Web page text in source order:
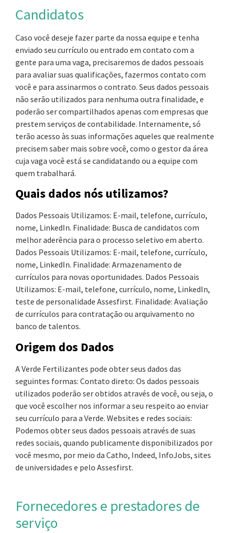
Candidatos
Caso você deseje fazer parte da nossa equipe e tenha
enviado seu currículo ou entrado em contato com a
gente para uma vaga, precisaremos de dados pessoais
para avaliar suas qualificações, fazermos contato com
você e para assinarmos o contrato. Seus dados pessoais
não serão utilizados para nenhuma outra finalidade, e
poderão ser compartilhados apenas com empresas que
prestem serviços de contabilidade. Internamente, só
terão acesso às suas informações aqueles que realmente
precisem saber mais sobre você, como o gestor da área
cuja vaga você está se candidatando ou a equipe com
quem trabalhará.
Quais dados nós utilizamos?
Dados Pessoais Utilizamos: E-mail, telefone, currículo,
nome, LinkedIn. Finalidade: Busca de candidatos com
melhor aderência para o processo seletivo em aberto.
Dados Pessoais Utilizamos: E-mail, telefone, currículo,
nome, LinkedIn. Finalidade: Armazenamento de
currículos para novas oportunidades. Dados Pessoais
Utilizamos: E-mail, telefone, currículo, nome, LinkedIn,
teste de personalidade Assesfirst. Finalidade: Avaliação
de currículos para contratação ou arquivamento no
banco de talentos.
Origem dos Dados
A Verde Fertilizantes pode obter seus dados das
seguintes formas: Contato direto: Os dados pessoais
utilizados poderão ser obtidos através de você, ou seja, o
que você escolher nos informar a seu respeito ao enviar
seu currículo para a Verde. Websites e redes sociais:
Podemos obter seus dados pessoais através de suas
redes sociais, quando publicamente disponibilizados por
você mesmo, por meio da Catho, Indeed, InfoJobs, sites
de universidades e pelo Assesfirst.
Fornecedores e prestadores de
serviço